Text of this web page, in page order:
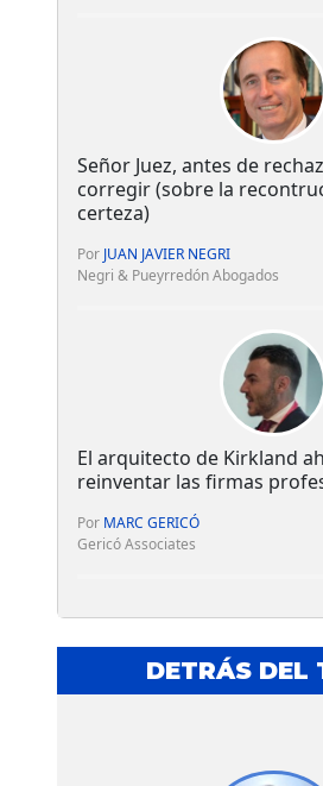
Señor Juez, antes de
corregir (sobre la
certeza)
Por JUAN JAVIER NEGRI
Negri & Pueyrredón Abogados
El arquitecto de Kirkland
reinventar las firmas
Por MARC GERICÓ
Gericó Associates
DETRÁS DEL